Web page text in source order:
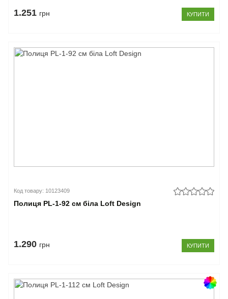
1.251 грн КУПИТИ
Код товару: 10123409
Полиця PL-1-92 см біла Loft Design
1.290 грн КУПИТИ